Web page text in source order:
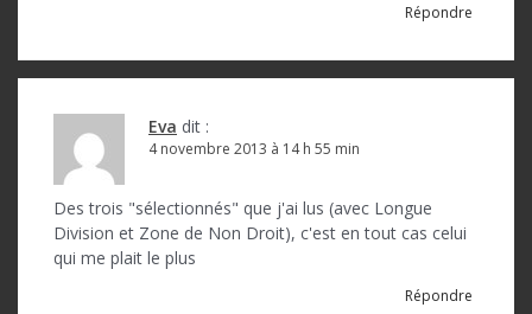
a
Répondre
Eva dit :
4 novembre 2013 à 14 h 55 min
Des trois "sélectionnés" que j'ai lus (avec Longue
Division et Zone de Non Droit), c'est en tout cas celui
qui me plait le plus
Répondre